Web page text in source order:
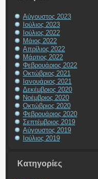
Αύγουστος 2023
Ιούλιος 2023
Ιούλιος 2022
Μάιος 2022
Απρίλιος 2022
Μάρτιος 2022
Φεβρουάριος 2022
Οκτώβριος 2021
Ιανουάριος 2021
Δεκέμβριος 2020
Νοέμβριος 2020
Οκτώβριος 2020
Φεβρουάριος 2020
Σεπτέμβριος 2019
Αύγουστος 2019
Ιούλιος 2019
Kατηγορίες